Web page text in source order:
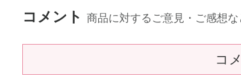
コメント 商品に対するご意見・ご感想
コ